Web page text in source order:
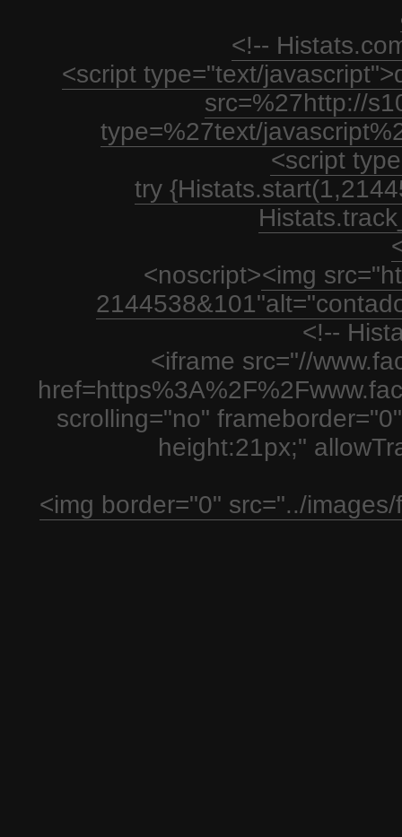
<!--
<script type="text/
src=%27http://
type=%27text/
<script
try
<noscript><img
<!--
<iframe src="//
scrolling="no"
height:21px;"
<img border="0" src="../